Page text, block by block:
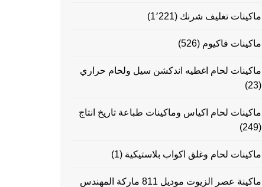
ماكينات تغليف شرنك (1٬221)
ماكينات فاكيوم (526)
ماكينات لحام اغطيه اندكشن سيل ولحام حراري
(23)
ماكينات لحام اكياس وماكينات طباعة تاريخ انتاج
(249)
ماكينات لحام وغلق اكواب بلاستيكية (1)
ماكينة عصر الزيوت موديل 811 ماركة المهندس